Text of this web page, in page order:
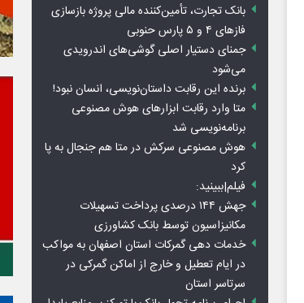
بانک تجارت، تأمین‌کننده مالی پروژه بازسازی
فازهای ۴ و ۵ پارس حنوبی
جمنای دستیار اصلی گوشی‌های اندرویدی
می‌شود
برنده این رقابت داستان‌نویسی، انسان نبود!
متا وارد رقابت ابزارهای هوش مصنوعی
برنامه‌نویسی شد
هوش مصنوعی سرکش در متا هم جنجال به پا
کرد
فیلم|ببینید:
جهش ۱۴۴ درصدی پرداخت تسهیلات
مکانیزاسیون توسط بانک کشاورزی
خدمات دهی گمرکات استان اصفهان به مواکب
در ایام تعطیل و خارج از اماکن گمرکی در
سرتاسر استان